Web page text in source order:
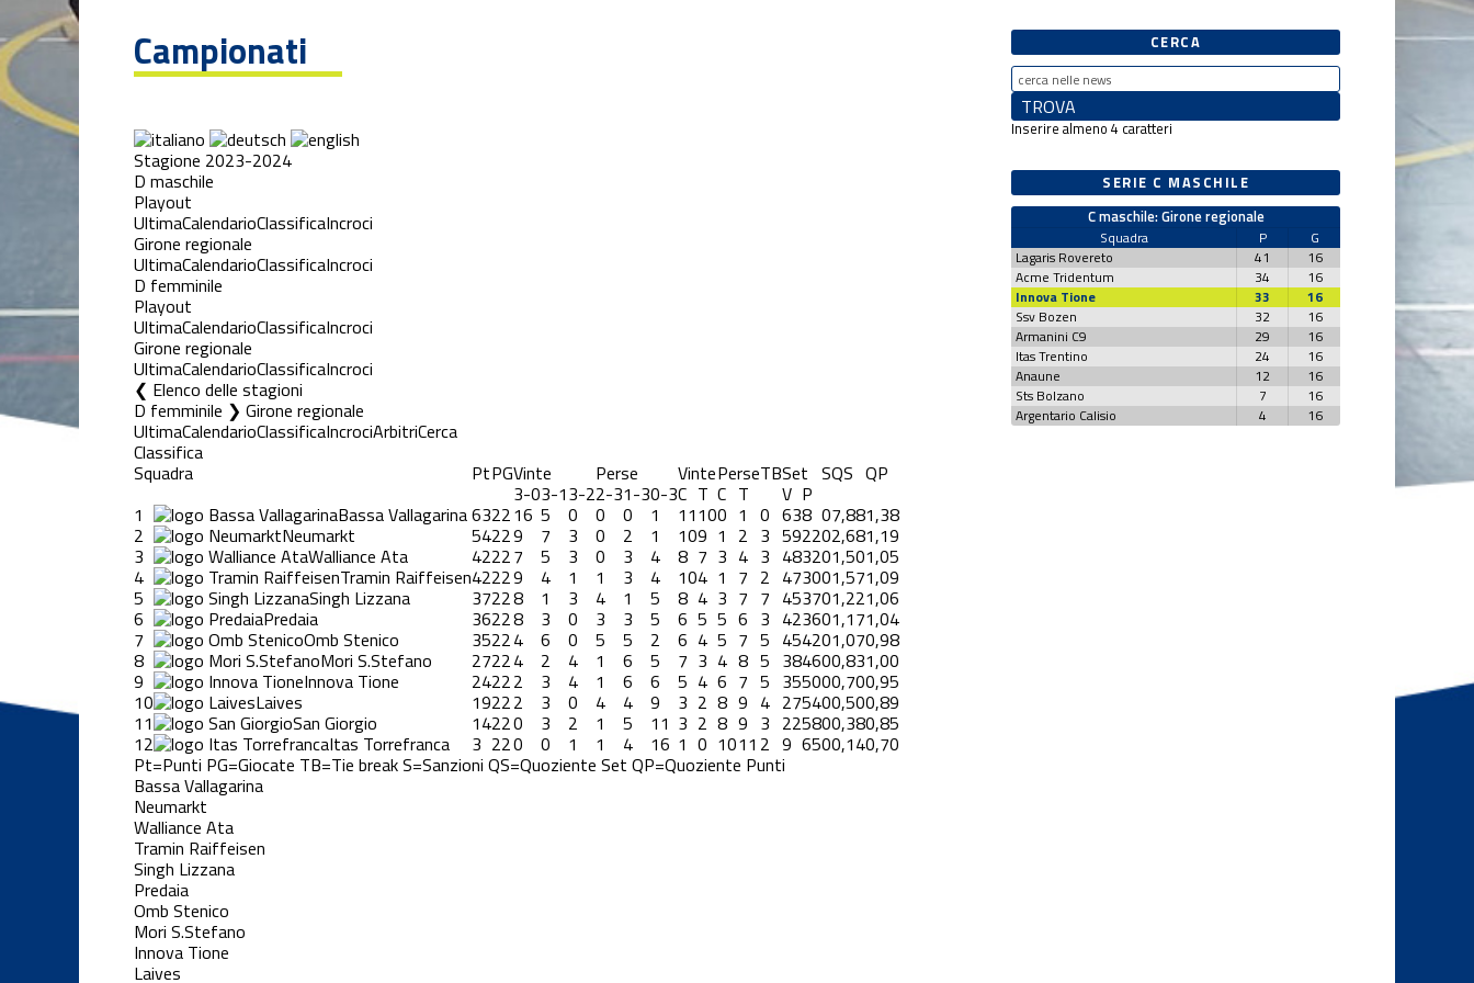
Campionati
Stagione 2023-2024
D maschile
Playout
UltimaCalendarioClassificaIncroci
Girone regionale
UltimaCalendarioClassificaIncroci
D femminile
Playout
UltimaCalendarioClassificaIncroci
Girone regionale
UltimaCalendarioClassificaIncroci
Elenco delle stagioni
D femminile ❯ Girone regionale
UltimaCalendarioClassificaIncrociArbitriCerca
Classifica
Squadra PtPGVinte Perse VintePerseTBSet SQS QP
3-03-13-22-31-30-3C T C T V P
1 Bassa Vallagarina632216 5 0 0 0 1 11100 1 0 638 07,881,38
2 Neumarkt 54229 7 3 0 2 1 109 1 2 3 592202,681,19
3 Walliance Ata 42227 5 3 0 3 4 8 7 3 4 3 483201,501,05
4 Tramin Raiffeisen42229 4 1 1 3 4 104 1 7 2 473001,571,09
5 Singh Lizzana 37228 1 3 4 1 5 8 4 3 7 7 453701,221,06
6 Predaia 36228 3 0 3 3 5 6 5 5 6 3 423601,171,04
7 Omb Stenico 35224 6 0 5 5 2 6 4 5 7 5 454201,070,98
8 Mori S.Stefano 27224 2 4 1 6 5 7 3 4 8 5 384600,831,00
9 Innova Tione 24222 3 4 1 6 6 5 4 6 7 5 355000,700,95
10 Laives 19222 3 0 4 4 9 3 2 8 9 4 275400,500,89
11 San Giorgio 14220 3 2 1 5 11 3 2 8 9 3 225800,380,85
12 Itas Torrefranca 3 220 0 1 1 4 16 1 0 1011 2 9 6500,140,70
Pt=Punti PG=Giocate TB=Tie breakS=Sanzioni QS=Quoziente Set QP=Quoziente Punti
Bassa Vallagarina
Neumarkt
Walliance Ata
Tramin Raiffeisen
Singh Lizzana
Predaia
Omb Stenico
Mori S.Stefano
Innova Tione
Laives
CERCA
Inserire almeno 4 caratteri
SERIE C MASCHILE
C maschile: Girone regionale
Squadra P
G
Lagaris Rovereto
41
16
Acme Tridentum
34
16
Innova Tione
33
16
Ssv Bozen
32
16
Armanini C9
29
16
Itas Trentino
24
16
Anaune
12
16
Sts Bolzano
7
16
Argentario Calisio
4 16